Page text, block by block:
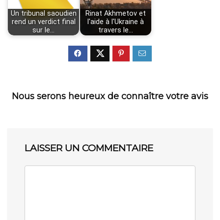
Un tribunal saoudien
rend un verdict final
sur le…
Rinat Akhmetov et
l'aide à l'Ukraine à
travers le…
Nous serons heureux de connaître votre avis
LAISSER UN COMMENTAIRE